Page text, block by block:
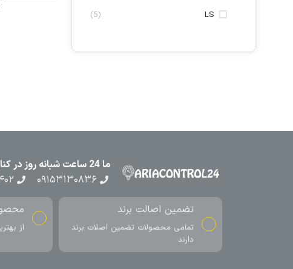
LS
(5)
ما 24 ساعت شبانه روز در کنار شما هستیم
۰۹۱۵۳۱۳۰۸۳۶
تضمین اصالت برند
تمامی محصولات تضمین اصلات برند
دارند
از